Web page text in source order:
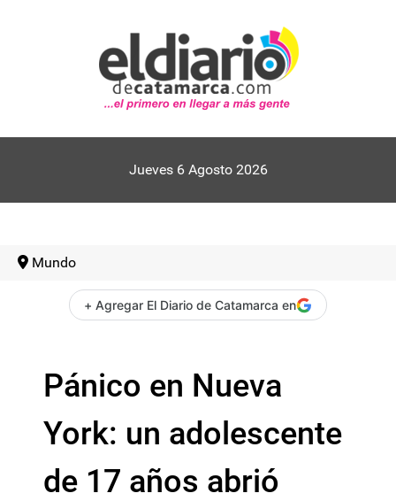
Jueves 6 Agosto 2026
Mundo
+ Agregar El Diario de Catamarca en
Pánico en Nueva
York: un adolescente
de 17 años abrió